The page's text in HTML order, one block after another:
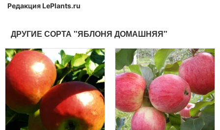
Редакция LePlants.ru
ДРУГИЕ СОРТА "ЯБЛОНЯ ДОМАШНЯЯ"